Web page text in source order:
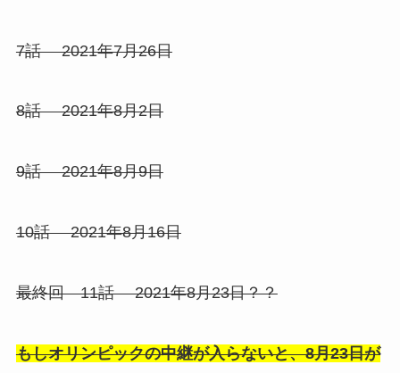
7話 2021年7月26日
8話 2021年8月2日
9話 2021年8月9日
10話 2021年8月16日
最終回 11話 2021年8月23日？？
もしオリンピックの中継が入らないと、8月23日が